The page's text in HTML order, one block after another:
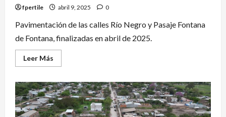
fpertile abril 9, 2025 0
Pavimentación de las calles Río Negro y Pasaje Fontana
de Fontana, finalizadas en abril de 2025.
Leer Más